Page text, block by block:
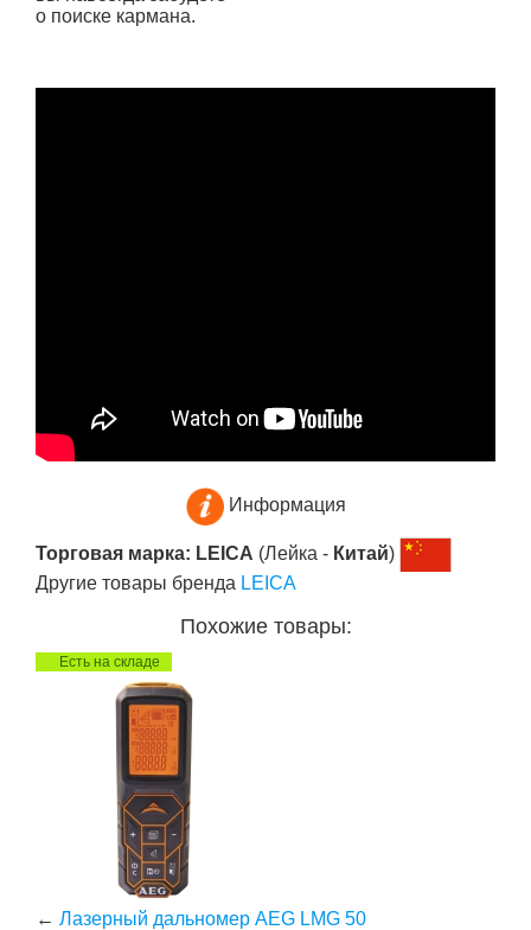
о поиске кармана.
Информация
Торговая марка: LEICA (Лейка - Китай)
Другие товары бренда LEICA
Похожие товары:
Есть на складе
← Лазерный дальномер AEG LMG 50